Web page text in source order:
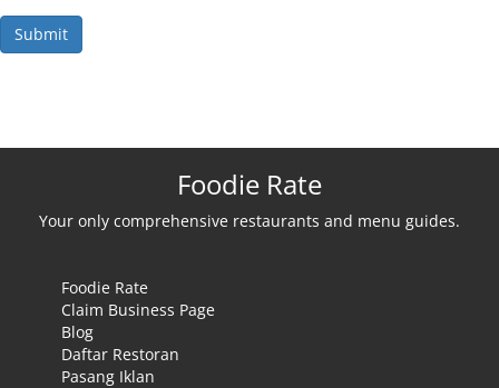
Foodie Rate
Your only comprehensive restaurants and menu guides.
Foodie Rate
Claim Business Page
Blog
Daftar Restoran
Pasang Iklan